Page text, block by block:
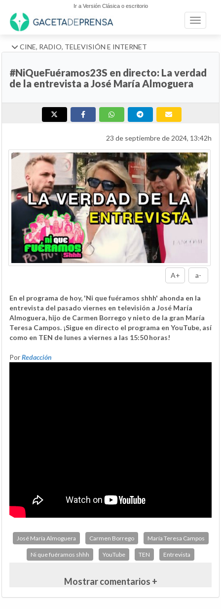
Ir a Versión Clásica o escritorio
Toggle
CINE, RADIO, TELEVISIÓN E INTERNET
#NiQueFuéramos23S en directo: La verdad
de la entrevista a José María Almoguera
23 de septiembre de 2024, 13:42h
A+ a-
En el programa de hoy, 'Ni que fuéramos shhh' ahonda en la
entrevista del pasado viernes en televisión a José María
Almoguera, hijo de Carmen Borrego y nieto de la gran María
Teresa Campos. ¡Sigue en directo el programa en YouTube, así
como en TEN de lunes a viernes a las 15:50 horas!
PorRedacción
José María Almoguera Carmen Borrego María Teresa Campos
Ni que fuéramos shhh YouTube TEN Entrevista
Mostrar comentarios +